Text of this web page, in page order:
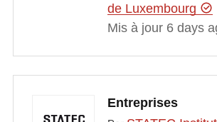
de Luxembourg
Mis à jour 6 days
Entreprises